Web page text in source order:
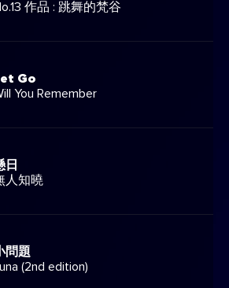
作品 : 跳舞的梵谷
Go
You Remember
日
人知曉
問題
(2nd edition)